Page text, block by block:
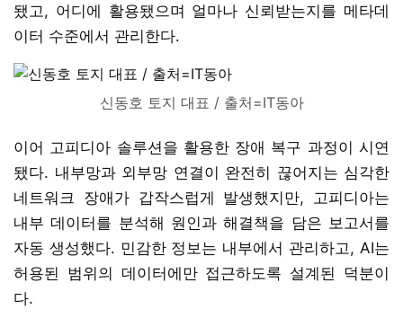
됐고, 어디에 활용됐으며 얼마나 신뢰받는지를 메타데
이터 수준에서 관리한다.
신동호 토지 대표 / 출처=IT동아
이어 고피디아 솔루션을 활용한 장애 복구 과정이 시연
됐다. 내부망과 외부망 연결이 완전히 끊어지는 심각한
네트워크 장애가 갑작스럽게 발생했지만, 고피디아는
내부 데이터를 분석해 원인과 해결책을 담은 보고서를
자동 생성했다. 민감한 정보는 내부에서 관리하고, AI는
허용된 범위의 데이터에만 접근하도록 설계된 덕분이
다.